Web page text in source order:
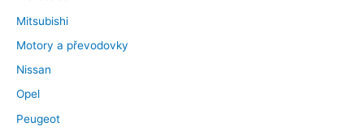
Mitsubishi
Motory a převodovky
Nissan
Opel
Peugeot